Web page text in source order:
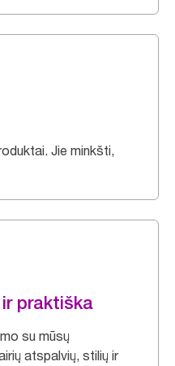
Jie minkšti,
praktiška
su mūsų
atspalvių, stilių ir